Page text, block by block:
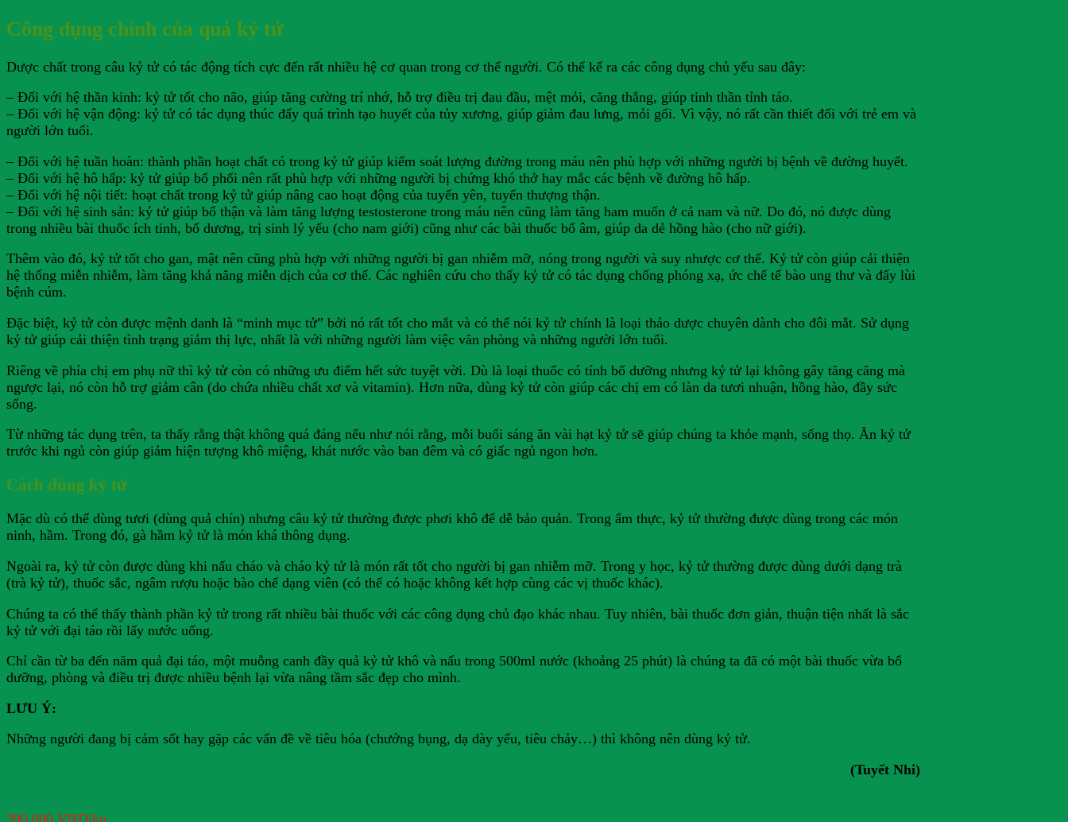
Công dụng chính của quả kỷ tử
Dược chất trong câu kỷ tử có tác động tích cực đến rất nhiều hệ cơ quan trong cơ thể người. Có thể kể ra các công dụng chủ yếu sau đây:
– Đối với hệ thần kinh: kỷ tử tốt cho não, giúp tăng cường trí nhớ, hỗ trợ điều trị đau đầu, mệt mỏi, căng thẳng, giúp tinh thần tỉnh táo.
– Đối với hệ vận động: kỷ tử có tác dụng thúc đẩy quá trình tạo huyết của tủy xương, giúp giảm đau lưng, mỏi gối. Vì vậy, nó rất cần thiết đối với trẻ em và
người lớn tuổi.
– Đối với hệ tuần hoàn: thành phần hoạt chất có trong kỷ tử giúp kiểm soát lượng đường trong máu nên phù hợp với những người bị bệnh về đường huyết.
– Đối với hệ hô hấp: kỷ tử giúp bổ phổi nên rất phù hợp với những người bị chứng khó thở hay mắc các bệnh về đường hô hấp.
– Đối với hệ nội tiết: hoạt chất trong kỷ tử giúp nâng cao hoạt động của tuyến yên, tuyến thượng thận.
– Đối với hệ sinh sản: kỷ tử giúp bổ thận và làm tăng lượng testosterone trong máu nên cũng làm tăng ham muốn ở cả nam và nữ. Do đó, nó được dùng
trong nhiều bài thuốc ích tinh, bổ dương, trị sinh lý yếu (cho nam giới) cũng như các bài thuốc bổ âm, giúp da dẻ hồng hào (cho nữ giới).
Thêm vào đó, kỷ tử tốt cho gan, mật nên cũng phù hợp với những người bị gan nhiễm mỡ, nóng trong người và suy nhược cơ thể. Kỷ tử còn giúp cải thiện
hệ thống miễn nhiễm, làm tăng khả năng miễn dịch của cơ thể. Các nghiên cứu cho thấy kỷ tử có tác dụng chống phóng xạ, ức chế tế bào ung thư và đẩy lùi
bệnh cúm.
Đặc biệt, kỷ tử còn được mệnh danh là “minh mục tử” bởi nó rất tốt cho mắt và có thể nói kỷ tử chính là loại thảo dược chuyên dành cho đôi mắt. Sử dụng
kỷ tử giúp cải thiện tình trạng giảm thị lực, nhất là với những người làm việc văn phòng và những người lớn tuổi.
Riêng về phía chị em phụ nữ thì kỷ tử còn có những ưu điểm hết sức tuyệt vời. Dù là loại thuốc có tính bổ dưỡng nhưng kỷ tử lại không gây tăng căng mà
ngược lại, nó còn hỗ trợ giảm cân (do chứa nhiều chất xơ và vitamin). Hơn nữa, dùng kỷ tử còn giúp các chị em có làn da tươi nhuận, hồng hào, đầy sức
sống.
Từ những tác dụng trên, ta thấy rằng thật không quá đáng nếu như nói rằng, mỗi buổi sáng ăn vài hạt kỷ tử sẽ giúp chúng ta khỏe mạnh, sống thọ. Ăn kỷ tử
trước khi ngủ còn giúp giảm hiện tượng khô miệng, khát nước vào ban đêm và có giấc ngủ ngon hơn.
Cách dùng kỷ tử
Mặc dù có thể dùng tươi (dùng quả chín) nhưng câu kỷ tử thường được phơi khô để dễ bảo quản. Trong ẩm thực, kỷ tử thường được dùng trong các món
ninh, hầm. Trong đó, gà hầm kỷ tử là món khá thông dụng.
Ngoài ra, kỷ tử còn được dùng khi nấu cháo và cháo kỷ tử là món rất tốt cho người bị gan nhiễm mỡ. Trong y học, kỷ tử thường được dùng dưới dạng trà
(trà kỷ tử), thuốc sắc, ngâm rượu hoặc bào chế dạng viên (có thể có hoặc không kết hợp cùng các vị thuốc khác).
Chúng ta có thể thấy thành phần kỷ tử trong rất nhiều bài thuốc với các công dụng chủ đạo khác nhau. Tuy nhiên, bài thuốc đơn giản, thuận tiện nhất là sắc
kỷ tử với đại táo rồi lấy nước uống.
Chỉ cần từ ba đến năm quả đại táo, một muỗng canh đầy quả kỷ tử khô và nấu trong 500ml nước (khoảng 25 phút) là chúng ta đã có một bài thuốc vừa bổ
dưỡng, phòng và điều trị được nhiều bệnh lại vừa nâng tầm sắc đẹp cho mình.
LƯU Ý:
Những người đang bị cảm sốt hay gặp các vấn đề về tiêu hóa (chướng bụng, dạ dày yếu, tiêu chảy…) thì không nên dùng kỷ tử.
(Tuyết Nhi)